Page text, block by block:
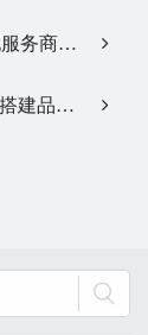
《当AI回答成为流量入口，全域GEO优化服务商该怎么选》…
AI搜索优化服务：适配生成式搜索生态，搭建品牌全新信息通路…